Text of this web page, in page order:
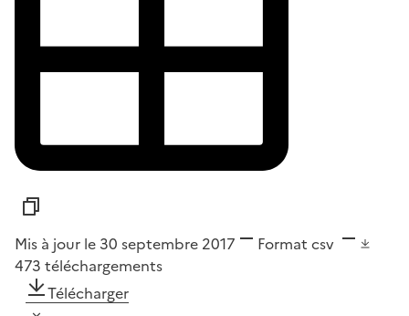
Mis à jour le 30 septembre 2017 Format csv
473 téléchargements
Télécharger